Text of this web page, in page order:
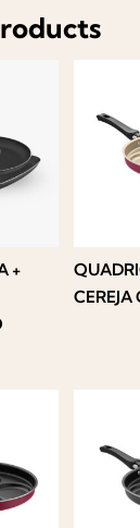
+
CEREJA